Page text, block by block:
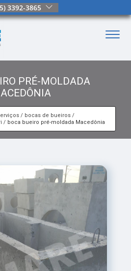
3392-3865
PRÉ-MOLDADA
bocas de bueiros
boca bueiro pré-moldada Macedônia